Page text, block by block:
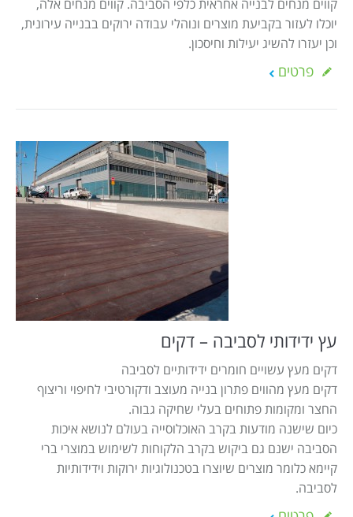
קווים מנחים לבנייה אחראית כלפי הסביבה. קווים מנחים אלה,
יוכלו לעזור בקביעת מוצרים ונוהלי עבודה ירוקים בבנייה עירונית,
וכן יעזרו להשיג יעילות וחיסכון.
פרטים
עץ ידידותי לסביבה – דקים
דקים מעץ עשויים חומרים ידידותיים לסביבה
דקים מעץ מהווים פתרון בנייה מעוצב ודקורטיבי לחיפוי וריצוף
החצר ומקומות פתוחים בעלי שחיקה גבוה.
כיום שישנה מודעות בקרב האוכלוסייה בעולם לנושא איכות
הסביבה ישנם גם ביקוש בקרב הלקוחות לשימוש במוצרי ברי
קיימא כלומר מוצרים שיוצרו בטכנולוגיות ירוקות וידידותיות
לסביבה.